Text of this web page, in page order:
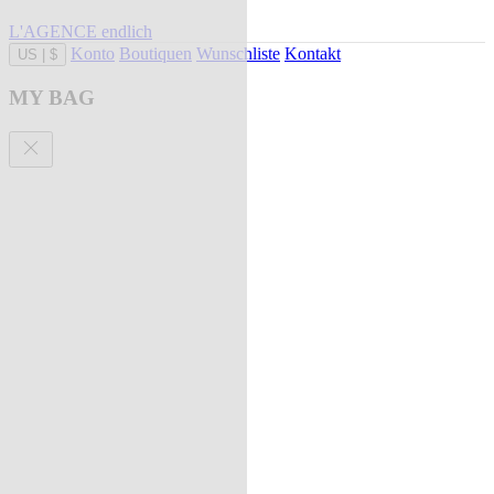
L'AGENCE endlich
US $ Konto Boutiquen Wunschliste Kontakt
MY BAG